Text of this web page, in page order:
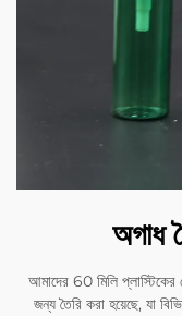
অগাধ
আমাদের 60 মিলি প্লাস্টিকের
জন্য তৈরি করা হয়েছে, যা